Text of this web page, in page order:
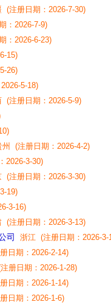
(注册日期：2026-7-30)
：2026-7-9)
：2026-6-23)
15)
26)
5-18)
(注册日期：2026-5-9)
州 (注册日期：2026-4-2)
2026-3-30)
(注册日期：2026-3-30)
19)
3-16)
(注册日期：2026-3-13)
司
浙江 (注册日期：2026-3-
日期：2026-2-14)
册日期：2026-1-28)
日期：2026-1-14)
日期：2026-1-6)